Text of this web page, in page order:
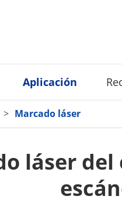
Aplicación
Marcado láser
láser